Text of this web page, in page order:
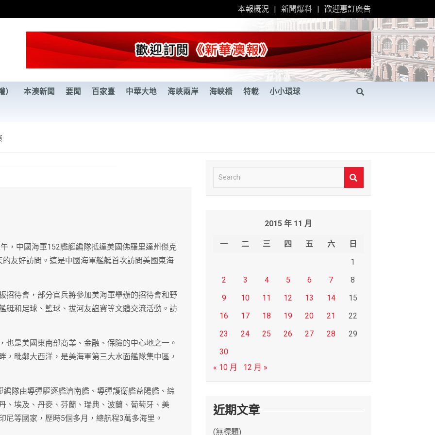
本報概況 新聞爆料 歡迎惠訂廣告
） 本澳新聞 要聞 百家臺 中華大地 海峽兩岸 海峽橋 特載 小小環球
，中國海軍152艦艇編隊抵達美國佛羅里達州傑克
友好訪問。這是中國海軍艦艇首次訪問美國東海
招待會，部分官兵將參加美海軍舉辦的招待會和野
艇和足球、籃球、拔河友誼賽等文體交流活動。訪
也是美國東南部商業、金融、保險的中心地之一。
毗鄰大西洋，是美海軍第三大水面艦隊集中區，
隊由導彈驅逐艦濟南艦、導彈護衛艦益陽艦、綜
、埃及、丹麥、芬蘭、瑞典、波蘭、葡萄牙、美
尼等國家，歷時5個多月，總航程3萬多海里。
e
2015 年 11 月
一 二 三 四 五 六
日
1
2
3 4 5 6 7
8
9
10 11 12 13 14
15
16
17 18 19 20 21
22
23
24 25 26 27 28
29
30
« 10 月
12 月 »
近期文章
(無標題)